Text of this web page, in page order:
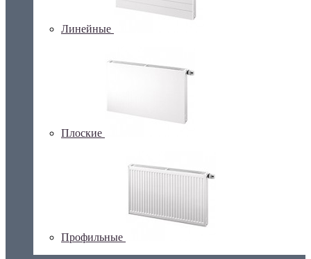
Линейные
Плоские
Профильные